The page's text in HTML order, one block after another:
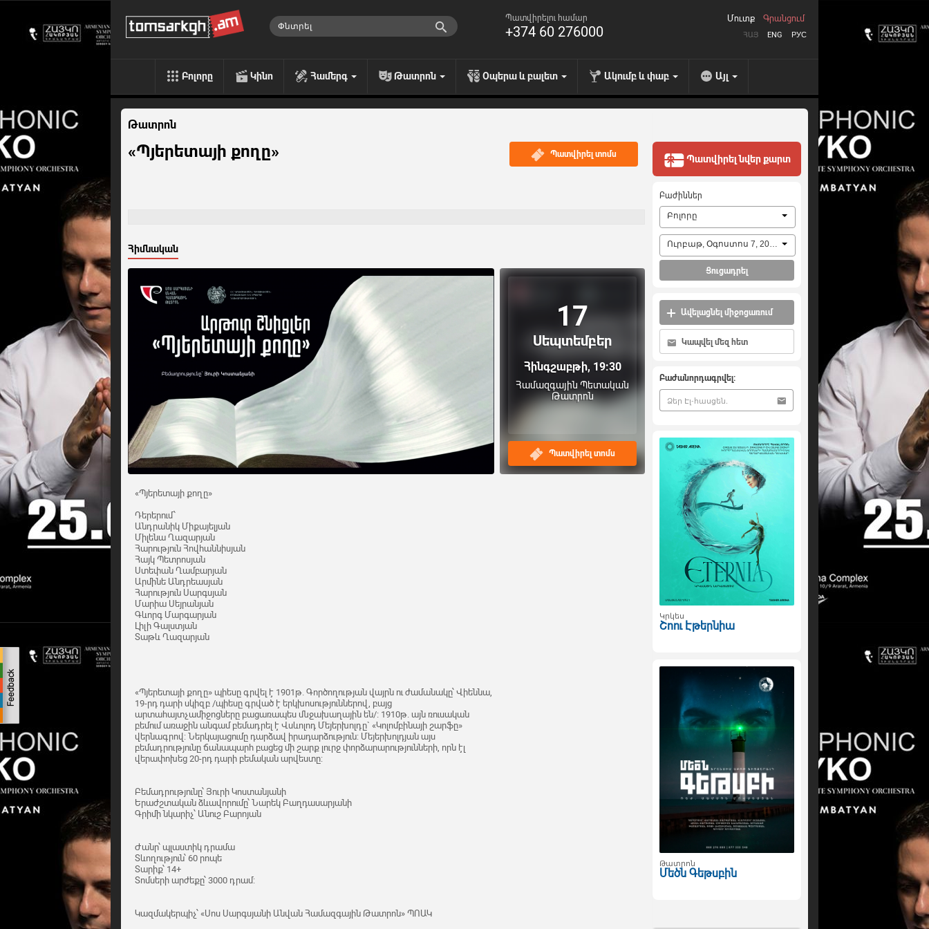
Պատվիրելու համար
+374 60 276000 ՀԱՅ ENG РУС
Մուտք Գրանցում
Բոլորը Կինո Համերգ Թատրոն Օպերա և բալետ Ակումբ և փաբ Այլ
Թատրոն
«Պյերետայի քողը» Պատվիրել տոմս
Հիմնական
17
Սեպտեմբեր
Հինգշաբթի, 19:30
Համազգային Պետական
Թատրոն
Պատվիրել տոմս
«Պյերետայի քողը»
Դերերում՝
Անդրանիկ Միքայելյան
Միլենա Ղազարյան
Հարություն Հովհաննիսյան
Հայկ Պետրոսյան
Ստեփան Ղամբարյան
Արմինե Անդրեասյան
Հարություն Սարգսյան
Մարիա Սեյրանյան
Գևորգ Մարգարյան
Լիլի Գալստյան
Տաթև Ղազարյան
«Պյերետայի քողը» պիեսը գրվել է 1901թ. Գործողության վայրն ու ժամանակը՝ Վիեննա,
19-րդ դարի սկիզբ /պիեսը գրված է երկխոսություններով, բայց
արտահայտչամիջոցները բացառապես մնջախաղային են/։ 1910թ. այն ռուսական
բեմում առաջին անգամ բեմադրել է Վսևոլոդ Մեյերխոլդը` «Կոլոմբինայի շարֆը»
վերնագրով: Ներկայացումը դարձավ իրադարձություն: Մեյերխոլդյան այս
բեմադրությունը ճանապարհ բացեց մի շարք լուրջ փորձարարությունների, որն էլ
վերափոխեց 20-րդ դարի բեմական արվեստը:
Բեմադրությունը՝ Յուրի Կոստանյանի
Երաժշտական ձևավորումը՝ Նարեկ Բաղդասարյանի
Գրիմի նկարիչ՝ Անուշ Բարոյան
Ժանր՝ պլաստիկ դրամա
Տևողություն՝ 60 րոպե
Տարիք՝ 14+
Տոմսերի արժեքը՝ 3000 դրամ:
Կազմակերպիչ՝ «Սոս Սարգսյանի Անվան Համազգային Թատրոն» ՊՈԱԿ
Պատվիրել նվեր քարտ
Բաժիններ
Բոլորը
Ուրբաթ, Օգոստոս 7, 2026
Ցուցադրել
Ավելացնել միջոցառում
Կապվել մեզ հետ
Բաժանորդագրվել:
Կրկես
Շոու Էթերնիա
Թատրոն
Մեծն Գեթսբին